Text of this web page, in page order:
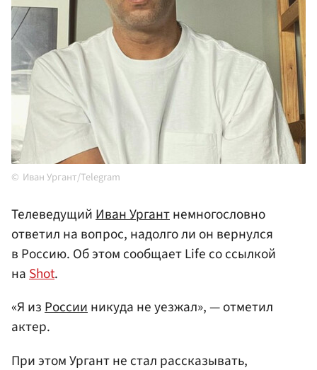
Иван Ургант/Telegram
ТелеведущийИван Ургантнемногословно
ответил на вопрос, надолго ли он вернулся
в Россию. Об этом сообщает Life со ссылкой
наShot.
«Я изРоссииникуда не уезжал», — отметил
актер.
При этом Ургант не стал рассказывать,